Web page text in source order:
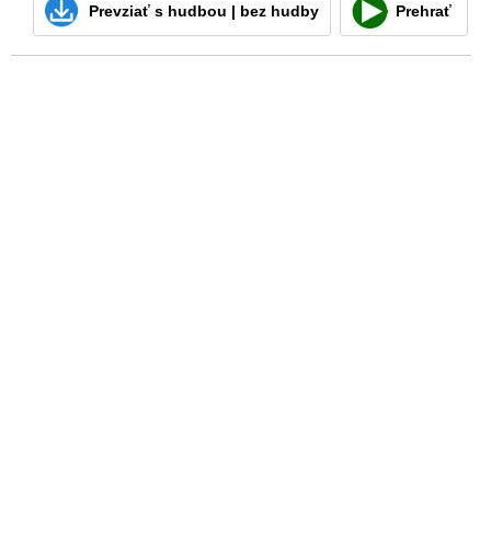
Prevziať s hudbou | bez hudby Prehrať